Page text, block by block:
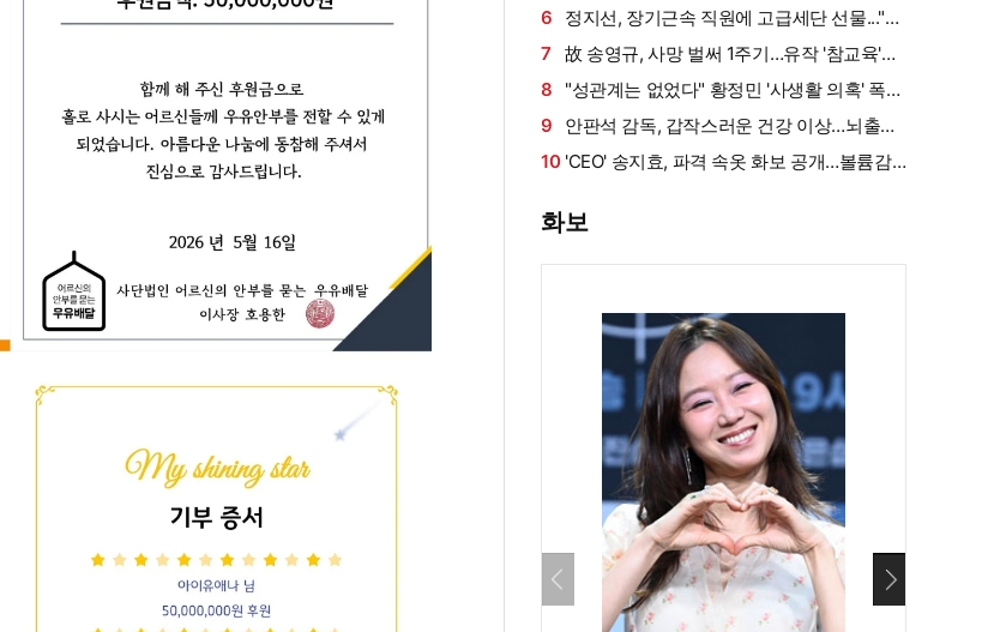
살아남았다" (내 남은 연애)
6
정지선, 장기근속 직원에 고급세단 선물..."차
부담되면 명품백도 가능" (사당귀)[전일야화]
7
故 송영규, 사망 벌써 1주기…유작 '참교육'서
묵직한 존재감
8
"성관계는 없었다" 황정민 '사생활 의혹' 폭로
자, 만남 경위 공개
9
안판석 감독, 갑작스러운 건강 이상…뇌출혈
로 쓰러져
10 'CEO' 송지효, 파격 속옷 화보 공개…볼륨감·
화보